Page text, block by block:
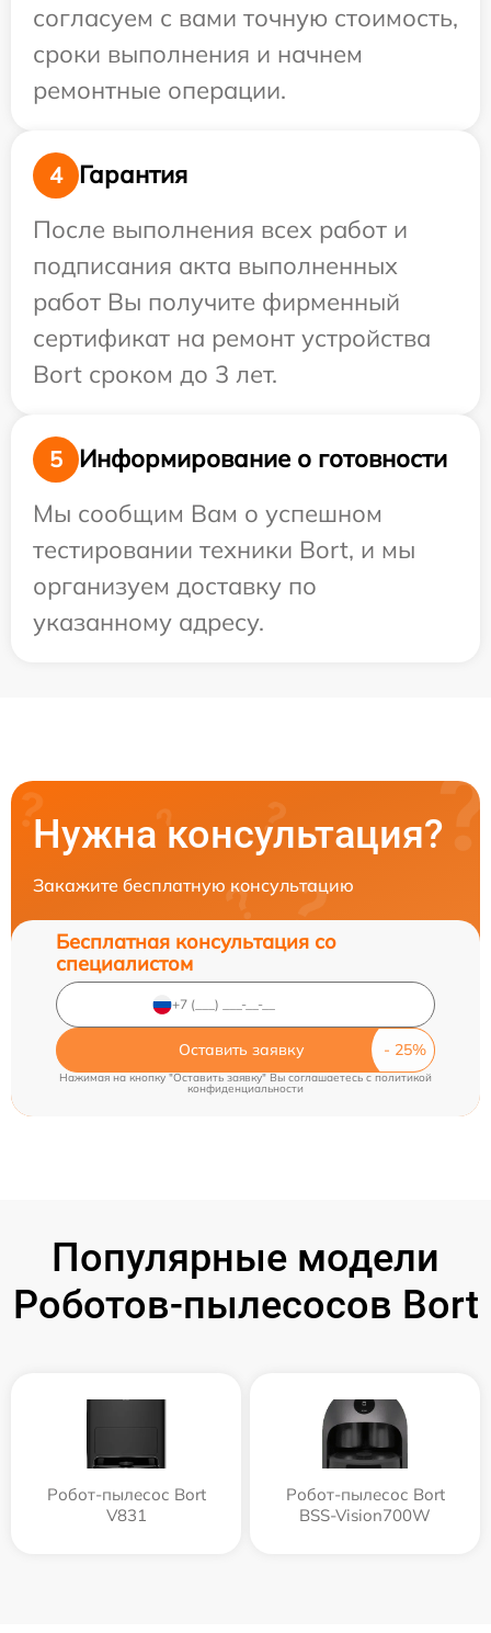
согласуем с вами точную стоимость,
сроки выполнения и начнем
ремонтные операции.
4
Гарантия
После выполнения всех работ и
подписания акта выполненных
работ Вы получите фирменный
сертификат на ремонт устройства
Bort сроком до 3 лет.
5
Информирование о готовности
Мы сообщим Вам о успешном
тестировании техники Bort, и мы
организуем доставку по
указанному адресу.
Нужна консультация?
Закажите бесплатную консультацию
Бесплатная консультация со
специалистом
Оставить заявку
Нажимая на кнопку "Оставить заявку" Вы соглашаетесь cполитикой
конфиденциальности
Популярные модели
Роботов-пылесосов Bort
Робот-пылесос Bort
V831
Робот-пылесос Bort
BSS-Vision700W